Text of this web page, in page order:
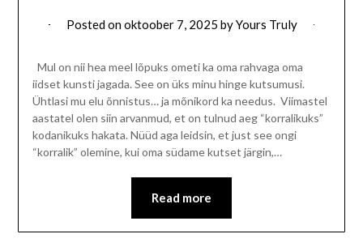
Posted onoktoober 7, 2025 byYours Truly
Mul on nii hea meel lõpuks ometi ka oma rahvaga oma
iidset kunsti jagada. See on üks minu hinge kutsumusi.
Ühtlasi mu elu õnnistus… ja mõnikord ka needus. Viimastel
aastatel olen siin arvanmud, et on tulnud aeg “korralikuks”
kodanikuks hakata. Nüüd aga leidsin, et just see ongi
“korralik” olemine, kui oma südame kutset järgin,…
Read more